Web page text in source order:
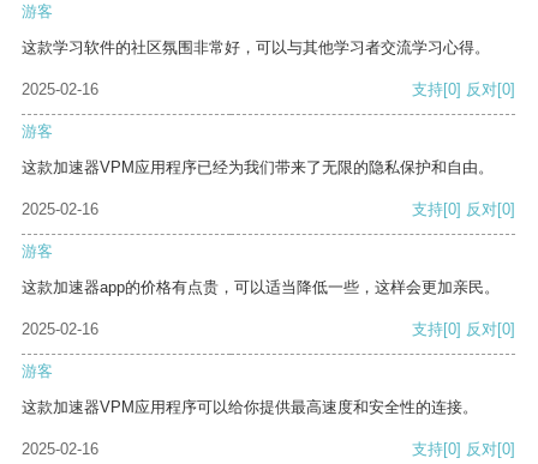
游客
这款学习软件的社区氛围非常好，可以与其他学习者交流学习心得。
2025-02-16 支持[0] 反对[0]
游客
这款加速器VPM应用程序已经为我们带来了无限的隐私保护和自由。
2025-02-16 支持[0] 反对[0]
游客
这款加速器app的价格有点贵，可以适当降低一些，这样会更加亲民。
2025-02-16 支持[0] 反对[0]
游客
这款加速器VPM应用程序可以给你提供最高速度和安全性的连接。
2025-02-16 支持[0] 反对[0]